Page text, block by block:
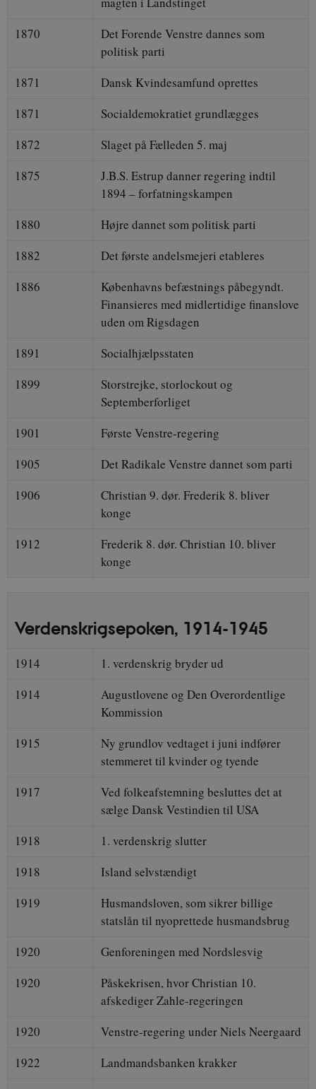
1870
Det Forende Venstre dannes som
politisk parti
1871
Dansk Kvindesamfund oprettes
1871
Socialdemokratiet grundlægges
1872
Slaget på Fælleden 5. maj
1875
J.B.S. Estrup danner regering indtil
1894 – forfatningskampen
1880
Højre dannet som politisk parti
1882
Det første andelsmejeri etableres
1886
Københavns befæstnings påbegyndt.
Finansieres med midlertidige finanslove
uden om Rigsdagen
1891
Socialhjælpsstaten
1899
Storstrejke, storlockout og
Septemberforliget
1901
Første Venstre-regering
1905
Det Radikale Venstre dannet som parti
1906
Christian 9. dør. Frederik 8. bliver
konge
1912
Frederik 8. dør. Christian 10. bliver
konge
Verdenskrigsepoken, 1914-1945
1914
1. verdenskrig bryder ud
1914
Augustlovene og Den Overordentlige
Kommission
1915
Ny grundlov vedtaget i juni indfører
stemmeret til kvinder og tyende
1917
Ved folkeafstemning besluttes det at
sælge Dansk Vestindien til USA
1918
1. verdenskrig slutter
1918
Island selvstændigt
1919
Husmandsloven, som sikrer billige
statslån til nyoprettede husmandsbrug
1920
Genforeningen med Nordslesvig
1920
Påskekrisen, hvor Christian 10.
afskediger Zahle-regeringen
1920
Venstre-regering under Niels Neergaard
1922
Landmandsbanken krakker
Siteimprove A/S
.danmarkshistorien.dk
CloudFront-Key-
.h5p.com
Google LLC
.danmarkshistorien.dk
h5pcomsession danmarkshistoriendk.h5p.com
CloudFront-
Signature
.h5p.com
Vimeo.com Inc.
.vimeo.com
CloudFront-
.h5p.com
_ga_7J1SYH77RJ
.danmarkshistorien.dk
Google LLC
1 år 1
Created-At
_gat_UA-8822943-
.danmarkshistorien.dk
.youtube.com
.google.com
.youtube.com
cf_clearance
Cloudflare, Inc.
VISITOR_PRIVACY_METADATA
YouTube